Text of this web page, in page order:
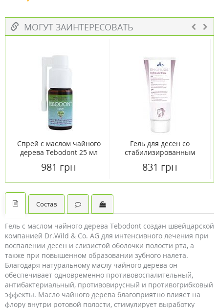
МОГУТ ЗАИНТЕРЕСОВАТЬ
Спрей с маслом чайного
дерева Tebodont 25 мл
981 грн
Гель для десен со
стабилизированным
Emofluor Intesive Care
831 грн
Состав
Гель с маслом чайного дерева Tebodont создан швейцарской
компанией Dr.Wild & Co. AG для интенсивного лечения при
воспалении десен и слизистой оболочки полости рта, а
также при повышенном образовании зубного налета.
Благодаря натуральному маслу чайного дерева он
обеспечивает одновременно противовоспалительный,
антибактериальный, противовирусный и противогрибковый
эффекты. Масло чайного дерева благоприятно влияет на
флору внутри ротовой полости, стимулирует выработку